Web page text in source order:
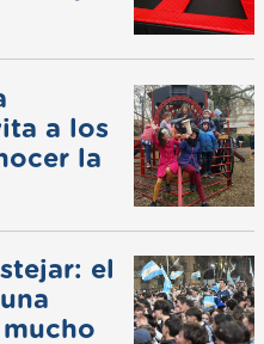
a los
la
el